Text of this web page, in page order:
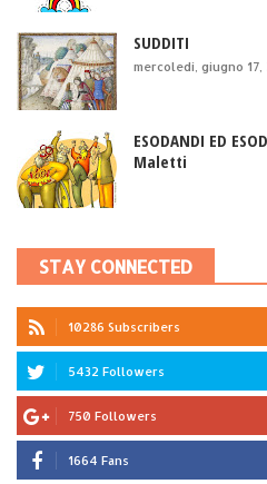
SUDDITI
mercoledì, giugno 17,
ESODANDI ED
Maletti
STAY CONNECTED
10286 Subscribers
5432 Followers
750 Followers
1664 Fans